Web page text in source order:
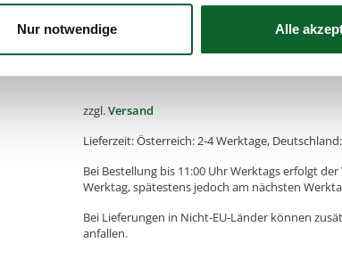
Nur notwendige Alle
35,50
zzgl.Versand
Lieferzeit: Österreich: 2-4 Werktage,
Bei Bestellung bis 11:00 Uhr Werktags erfolgt
Werktag, spätestens jedoch am nächsten
Bei Lieferungen in Nicht-EU-Länder können
anfallen.